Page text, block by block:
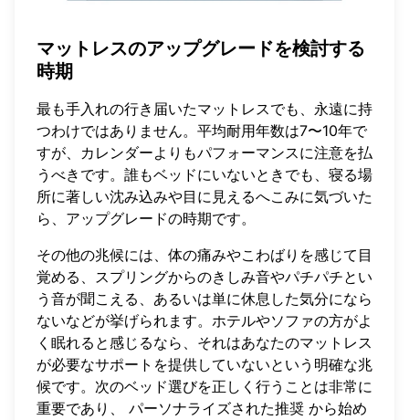
マットレスのアップグレードを検討する
時期
最も手入れの行き届いたマットレスでも、永遠に持
つわけではありません。平均耐用年数は7〜10年で
すが、カレンダーよりもパフォーマンスに注意を払
うべきです。誰もベッドにいないときでも、寝る場
所に著しい沈み込みや目に見えるへこみに気づいた
ら、アップグレードの時期です。
その他の兆候には、体の痛みやこわばりを感じて目
覚める、スプリングからのきしみ音やパチパチとい
う音が聞こえる、あるいは単に休息した気分になら
ないなどが挙げられます。ホテルやソファの方がよ
く眠れると感じるなら、それはあなたのマットレス
が必要なサポートを提供していないという明確な兆
候です。次のベッド選びを正しく行うことは非常に
重要であり、 パーソナライズされた推奨 から始め